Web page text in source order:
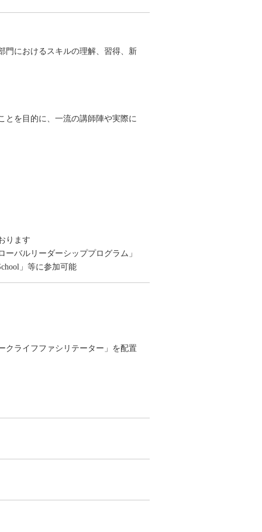
門におけるスキルの理解、習得、新
とを目的に、一流の講師陣や実際に
ります
バルリーダーシッププログラム」
」等に参加可能
クライフファシリテーター」を配置